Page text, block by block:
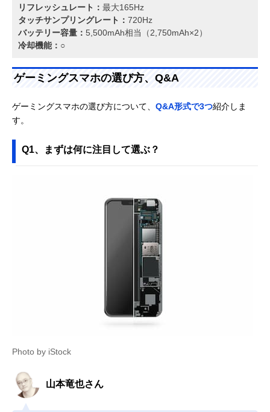
リフレッシュレート： 最大165Hz
タッチサンプリングレート： 720Hz
バッテリー容量： 5,500mAh相当（2,750mAh×2）
冷却機能： ○
ゲーミングスマホの選び方、Q&A
ゲーミングスマホの選び方について、 Q&A形式で3つ紹介しま
す。
Q1、まずは何に注目して選ぶ？
Photo by iStock
山本竜也さん